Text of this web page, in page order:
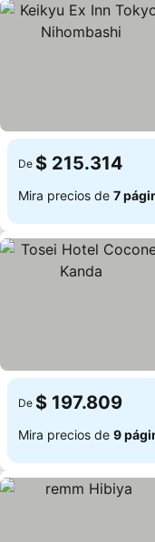
De $ 215.314
Mira precios de 7
De $ 197.809
Mira precios de 9